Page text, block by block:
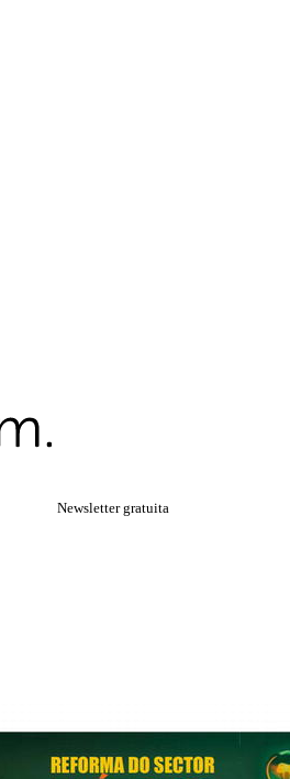
Newsletter gratuita